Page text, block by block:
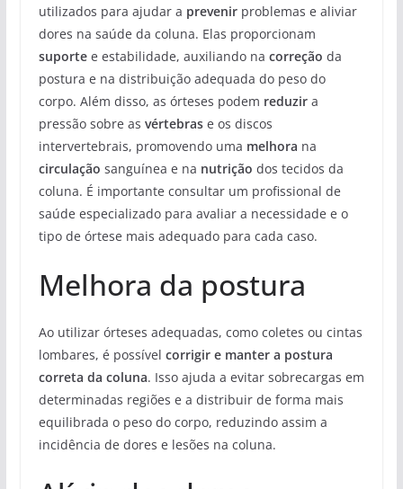
utilizados para ajudar a prevenirproblemas e aliviar
dores na saúde da coluna. Elas proporcionam
suportee estabilidade, auxiliando na correção da
postura e na distribuição adequada do peso do
corpo. Além disso, as órteses podem reduzira
pressão sobre as vértebrase os discos
intervertebrais, promovendo uma melhora na
circulação sanguínea e na nutrição dos tecidos da
coluna. É importante consultar um profissional de
saúde especializado para avaliar a necessidade e o
tipo de órtese mais adequado para cada caso.
Melhora da postura
Ao utilizar órteses adequadas, como coletes ou cintas
lombares, é possível corrigir e manter a postura
correta da coluna. Isso ajuda a evitar sobrecargas em
determinadas regiões e a distribuir de forma mais
equilibrada o peso do corpo, reduzindo assim a
incidência de dores e lesões na coluna.